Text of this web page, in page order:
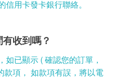
信用卡發卡銀行聯絡。
收到嗎？
如已顯示 ( 確認您的訂單，
款項， 如款項有誤，將以電